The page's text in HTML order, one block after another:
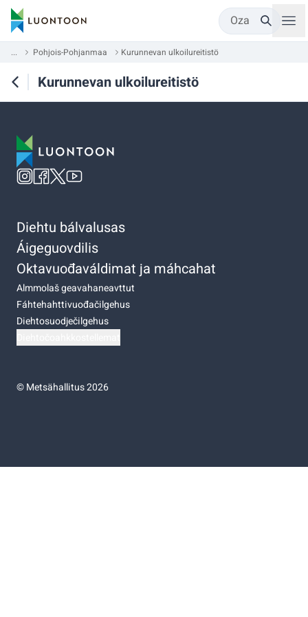
Oza
... Pohjois-Pohjanmaa Kurunnevan ulkoilureitistö
Kurunnevan ulkoilureitistö
Diehtu bálvalusas
Áigeguovdilis
Oktavuođaváldimat ja máhcahat
Almmolaš geavahaneavttut
Fáhtehahttivuođačilgehus
Diehtosuodječilgehus
©Metsähallitus 2026